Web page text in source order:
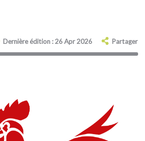
Dernière édition : 26 Apr 2026 Partager